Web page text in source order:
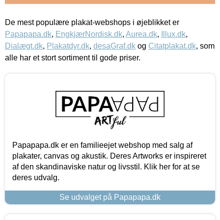
De mest populære plakat-webshops i øjeblikket er
Papapapa.dk, EngkjærNordisk.dk, Aurea.dk, Illux.dk,
Dialægt.dk, Plakatdyr.dk, desaGraf.dk og Citatplakat.dk, som
alle har et stort sortiment til gode priser.
Papapapa.dk er en familieejet webshop med salg af
plakater, canvas og akustik. Deres Artworks er inspireret
af den skandinaviske natur og livsstil. Klik her for at se
deres udvalg.
Se udvalget på Papapapa.dk